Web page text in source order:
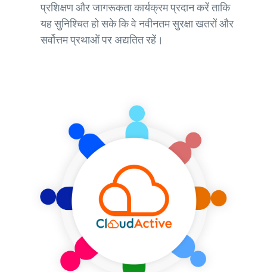
प्रशिक्षण और जागरूकता कार्यक्रम प्रदान करें ताकि
यह सुनिश्चित हो सके कि वे नवीनतम सुरक्षा खतरों और
सर्वोत्तम प्रथाओं पर अद्यतित रहें।